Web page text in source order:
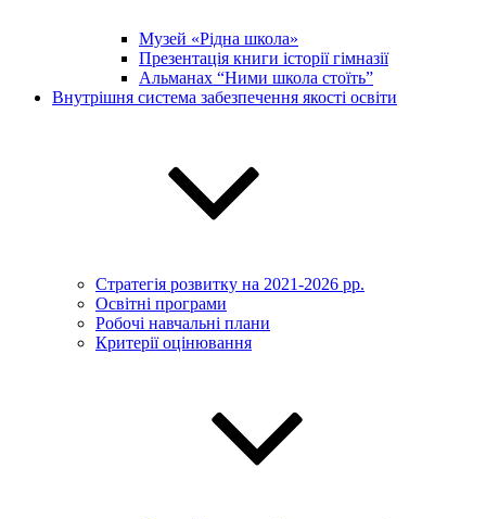
Музей «Рідна школа»
Презентація книги історії гімназії
Альманах “Ними школа стоїть”
Внутрішня система забезпечення якості освіти
Стратегія розвитку на 2021-2026 рр.
Освітні програми
Робочі навчальні плани
Критерії оцінювання